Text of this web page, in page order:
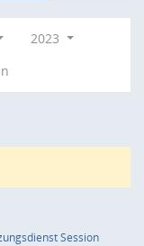
2023
Session(Wird in